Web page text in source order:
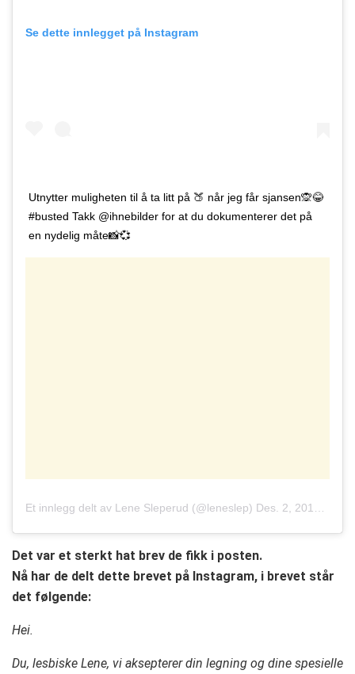
Se dette innlegget på Instagram
Utnytter muligheten til å ta litt på 🍑 når jeg får sjansen🙊😂
#busted Takk @ihnebilder for at du dokumenterer det på
en nydelig måte📸💞
Et innlegg delt av Lene Sleperud (@leneslep) Des. 2, 2018 kl. 2:08 PST
Det var et sterkt hat brev de fikk i posten.
Nå har de delt dette brevet på Instagram, i brevet står
det følgende:
Hei.
Du, lesbiske Lene, vi aksepterer din legning og dine spesielle